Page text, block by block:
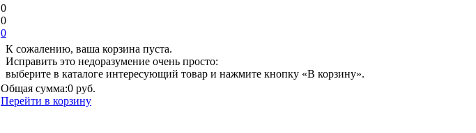
0
0
0
К сожалению, ваша корзина пуста.
Исправить это недоразумение очень просто:
выберите в каталоге интересующий товар и нажмите кнопку «В корзину».
Общая сумма:0 руб.
Перейти в корзину